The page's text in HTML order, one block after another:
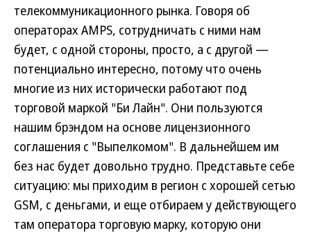
телекоммуникационного рынка. Говоря об
операторах AMPS, сотрудничать с ними нам
будет, с одной стороны, просто, а с другой —
потенциально интересно, потому что очень
многие из них исторически работают под
торговой маркой "Би Лайн". Они пользуются
нашим брэндом на основе лицензионного
соглашения с "Выпелкомом". В дальнейшем им
без нас будет довольно трудно. Представьте себе
ситуацию: мы приходим в регион с хорошей сетью
GSM, с деньгами, и еще отбираем у действующего
там оператора торговую марку, которую они